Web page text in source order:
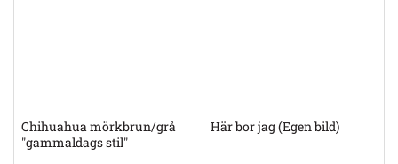
Chihuahua mörkbrun/grå
"gammaldags stil"
Här bor jag (Egen bild)